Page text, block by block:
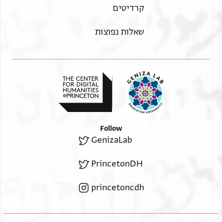
קרדיטים
שאלות נפוצות
Follow
GenizaLab
PrincetonDH
princetoncdh